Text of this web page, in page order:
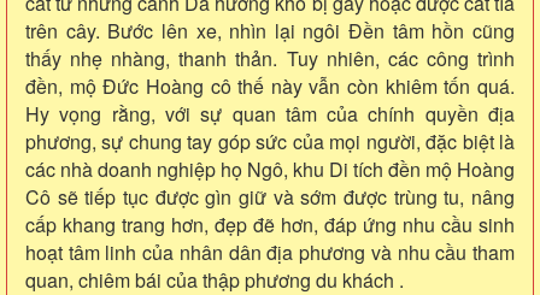
trên cây. Bước lên xe, nhìn lại ngôi Đền tâm hồn cũng
thấy nhẹ nhàng, thanh thản. Tuy nhiên, các công trình
đền, mộ Đức Hoàng cô thế này vẫn còn khiêm tốn quá.
Hy vọng rằng, với sự quan tâm của chính quyền địa
phương, sự chung tay góp sức của mọi người, đặc biệt là
các nhà doanh nghiệp họ Ngô, khu Di tích đền mộ Hoàng
Cô sẽ tiếp tục được gìn giữ và sớm được trùng tu, nâng
cấp khang trang hơn, đẹp đẽ hơn, đáp ứng nhu cầu sinh
hoạt tâm linh của nhân dân địa phương và nhu cầu tham
quan, chiêm bái của thập phương du khách .